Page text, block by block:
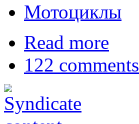
Мотоциклы
Read more
122 comments